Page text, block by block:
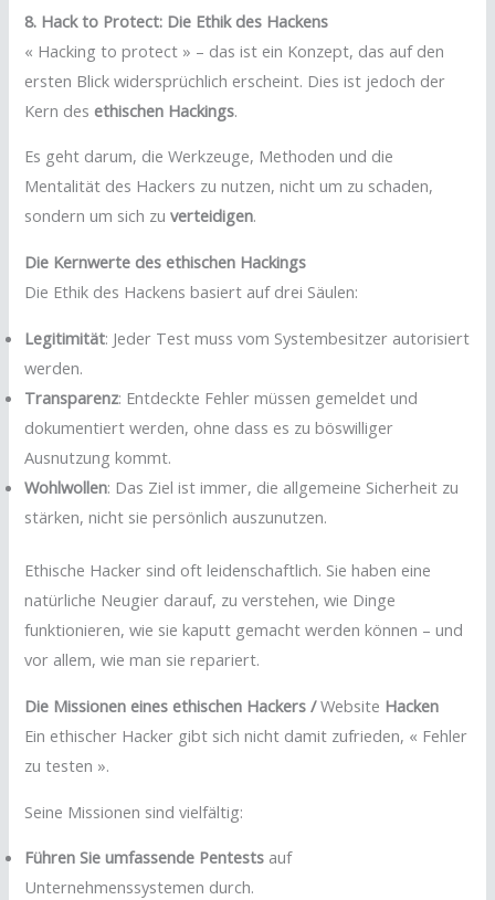
8. Hack to Protect: Die Ethik des Hackens
« Hacking to protect » – das ist ein Konzept, das auf den
ersten Blick widersprüchlich erscheint. Dies ist jedoch der
Kern des ethischen Hackings.
Es geht darum, die Werkzeuge, Methoden und die
Mentalität des Hackers zu nutzen, nicht um zu schaden,
sondern um sich zuverteidigen.
Die Kernwerte des ethischen Hackings
Die Ethik des Hackens basiert auf drei Säulen:
Legitimität: Jeder Test muss vom Systembesitzer autorisiert
werden.
Transparenz: Entdeckte Fehler müssen gemeldet und
dokumentiert werden, ohne dass es zu böswilliger
Ausnutzung kommt.
Wohlwollen: Das Ziel ist immer, die allgemeine Sicherheit zu
stärken, nicht sie persönlich auszunutzen.
Ethische Hacker sind oft leidenschaftlich. Sie haben eine
natürliche Neugier darauf, zu verstehen, wie Dinge
funktionieren, wie sie kaputt gemacht werden können – und
vor allem, wie man sie repariert.
Die Missionen eines ethischen Hackers /Website Hacken
Ein ethischer Hacker gibt sich nicht damit zufrieden, « Fehler
zu testen ».
Seine Missionen sind vielfältig:
Führen Sie umfassende Pentests auf
Unternehmenssystemen durch.